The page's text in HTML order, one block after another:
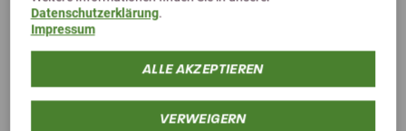
Datenschutzerklärung.
Impressum
ALLE AKZEPTIEREN
VERWEIGERN